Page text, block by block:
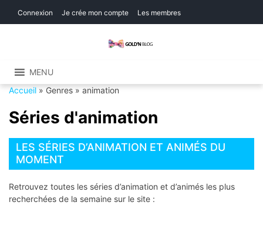
Connexion Je crée mon compte Les membres
MENU
Accueil » Genres » animation
Séries d'animation
LES SÉRIES D’ANIMATION ET ANIMÉS DU
MOMENT
Retrouvez toutes les séries d’animation et d’animés les plus
recherchées de la semaine sur le site :